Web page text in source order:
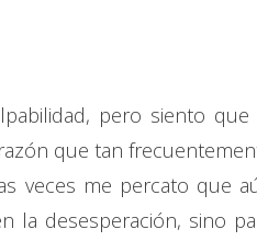
pero siento que
que tan
veces me percato que
la desesperación, sino